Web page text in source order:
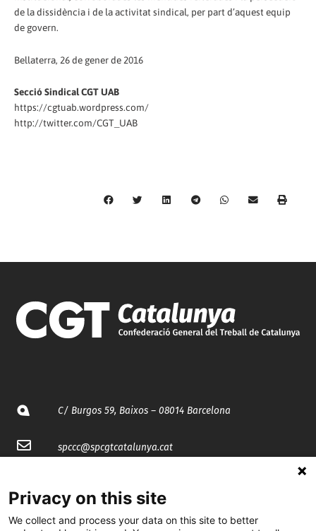
de la dissidència i de la activitat sindical, per part d’aquest equip
de govern.
Bellaterra, 26 de gener de 2016
Secció Sindical CGT UAB
https://cgtuab.wordpress.com/
http://twitter.com/CGT_UAB
C/ Burgos 59, Baixos – 08014 Barcelona
spccc@spcgtcatalunya.cat
@CGTCatalunya
Privacy on this site
We collect and process your data on this site to better